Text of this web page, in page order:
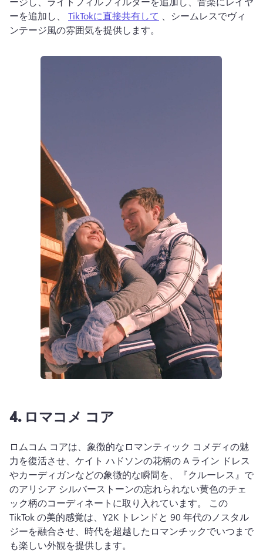
ーを追加し、 TikTokに直接共有して 、シームレスでヴィ
ンテージ風の雰囲気を提供します。
4. ロマコメ コア
ロムコム コアは、象徴的なロマンティック コメディの魅
力を復活させ、ケイト ハドソンの花柄の A ライン ドレス
やカーディガンなどの象徴的な瞬間を、『クルーレス』で
のアリシア シルバーストーンの忘れられない黄色のチェ
ック柄のコーディネートに取り入れています。 この
TikTok の美的感覚は、Y2K トレンドと 90 年代のノスタル
ジーを融合させ、時代を超越したロマンチックでいつまで
も楽しい外観を提供します。